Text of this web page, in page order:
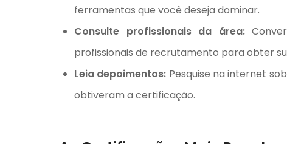
ferramentas que você deseja dominar.
Consulte profissionais da área:
profissionais de recrutamento para obter
Leia depoimentos: Pesquise na internet
obtiveram a certificação.